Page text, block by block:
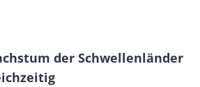
der Schwellenländer